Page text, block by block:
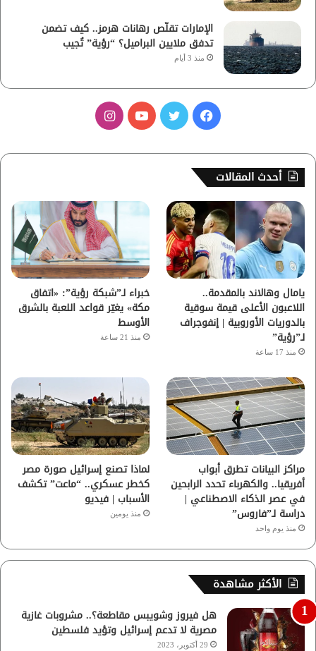
الإمارات تقلّص رهانات هرمز.. كيف تضمن
تدفق ملايين البراميل؟ “رؤية” تُجيب
منذ 3 أيام
س
ب
و
ك
ي
ب
ت
ق
ر
ا
م
أحدث المقالات
يامال وهالاند بالمقدمة..
اللاعبون الأعلى قيمة سوقية
بالدوريات الأوروبية | إنفوجراف
لـ”رؤية”
منذ 17 ساعة
خبراء لـ”شبكة رؤية”: «اتفاق
مكة» يغيّر قواعد اللعبة بالشرق
الأوسط
منذ 21 ساعة
مراكز البيانات تطرق أبواب
أفريقيا.. والكهرباء تحدد الرابحين
في عصر الذكاء الاصطناعي |
دراسة لـ”فاروس”
منذ يوم واحد
لماذا تصنع إسرائيل صورة مصر
كخطر عسكري.. “ماعت” تكشف
الأسباب | فيديو
منذ يومين
الأكثر مشاهدة
هل فيروز وشويبس مقاطعة؟.. مشروبات غازية
مصرية لا تدعم إسرائيل وتؤيد فلسطين
29 أكتوبر، 2023